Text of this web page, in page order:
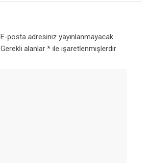
E-posta adresiniz yayınlanmayacak.
Gerekli alanlar *ile işaretlenmişlerdir